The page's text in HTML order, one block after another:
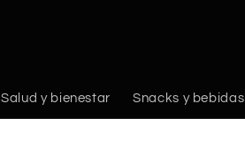
Salud y bienestar Snacks y bebidas